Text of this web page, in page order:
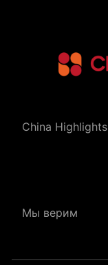
China Highlights
Мы верим